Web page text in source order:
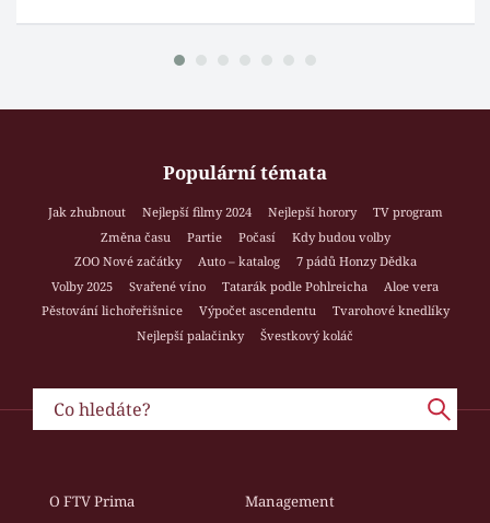
Populární témata
Jak zhubnout Nejlepší filmy 2024 Nejlepší horory
TV program
Změna času
Partie Počasí
Kdy budou volby
ZOO Nové začátky
Auto – katalog
7 pádů Honzy Dědka
Volby 2025
Svařené víno Tatarák podle Pohlreicha
Aloe vera
Pěstování lichořeřišnice
Výpočet ascendentu
Tvarohové knedlíky
Nejlepší palačinky
Švestkový koláč
O FTV Prima
Management